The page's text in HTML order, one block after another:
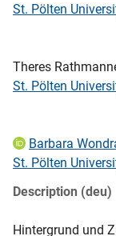
St. Pölten
Theres
St. Pölten
Barbara
St. Pölten
Description (deu)
Hintergrund und